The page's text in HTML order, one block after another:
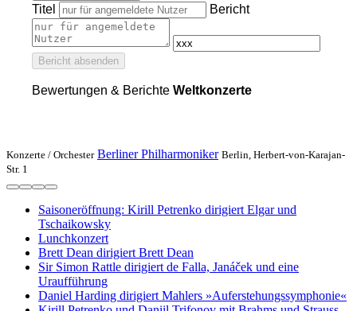
Titel Bericht
Bericht absenden
Bewertungen & Berichte Weltkonzerte
Konzerte / Orchester Berliner Philharmoniker Berlin, Herbert-von-Karajan-
Str. 1
Saisoneröffnung: Kirill Petrenko dirigiert Elgar und
Tschaikowsky
Lunchkonzert
Brett Dean dirigiert Brett Dean
Sir Simon Rattle dirigiert de Falla, Janáček und eine
Uraufführung
Daniel Harding dirigiert Mahlers »Auferstehungssymphonie«